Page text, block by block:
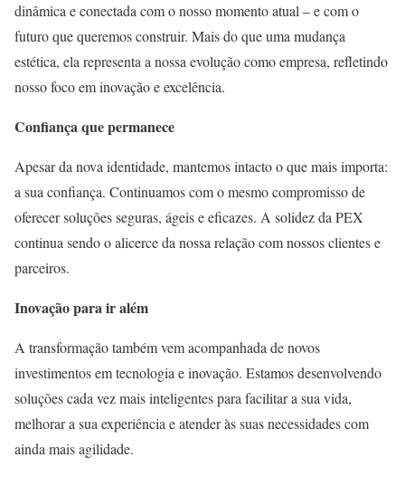
dinâmica e conectada com o nosso momento atual – e com o
futuro que queremos construir. Mais do que uma mudança
estética, ela representa a nossa evolução como empresa, refletindo
nosso foco em inovação e excelência.
Confiança que permanece
Apesar da nova identidade, mantemos intacto o que mais importa:
a sua confiança. Continuamos com o mesmo compromisso de
oferecer soluções seguras, ágeis e eficazes. A solidez da PEX
continua sendo o alicerce da nossa relação com nossos clientes e
parceiros.
Inovação para ir além
A transformação também vem acompanhada de novos
investimentos em tecnologia e inovação. Estamos desenvolvendo
soluções cada vez mais inteligentes para facilitar a sua vida,
melhorar a sua experiência e atender às suas necessidades com
ainda mais agilidade.